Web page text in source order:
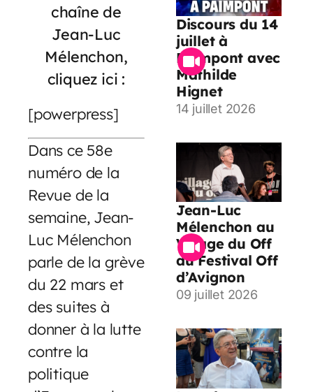
chaîne de
Jean-Luc
Mélenchon,
cliquez ici :
[powerpress]
Dans ce 58e
numéro de la
Revue de la
semaine, Jean-
Luc Mélenchon
parle de la grève
du 22 mars et
des suites à
donner à la lutte
contre la
politique
Discours du 14
juillet à
Paimpont avec
Mathilde
Hignet
14 juillet 2026
Jean-Luc
Mélenchon au
Village du Off
du Festival Off
d’Avignon
09 juillet 2026